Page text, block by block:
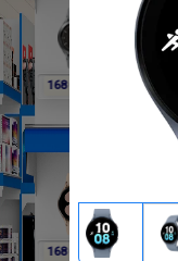
168 000 168 000
168 000 F 168 000